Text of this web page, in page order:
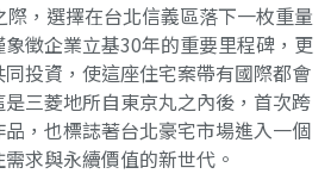
，選擇在台北信義區落下一枚重量
徵企業立基30年的重要里程碑，更
投資，使這座住宅案帶有國際都會
三菱地所自東京丸之內後，首次跨
，也標誌著台北豪宅市場進入一個
求與永續價值的新世代。